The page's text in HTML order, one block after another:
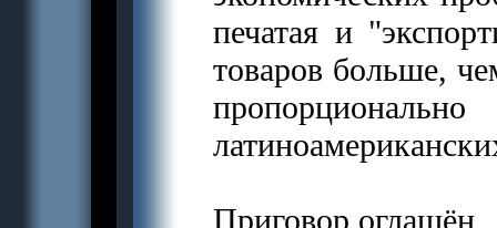
печатая и
товаров больше,
Приговор оглашён